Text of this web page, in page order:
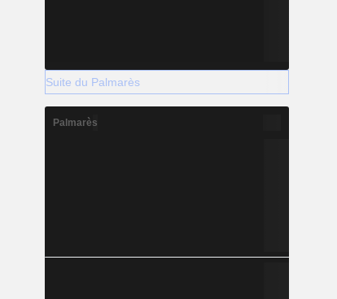
Suite du Palmarès
Palmarès